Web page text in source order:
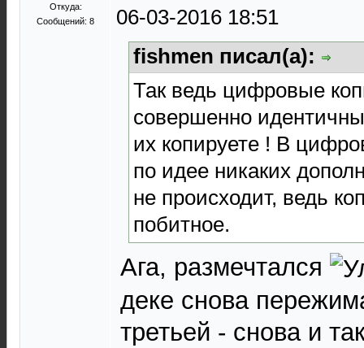
Откуда:
Сообщений: 8
06-03-2016 18:51
fishmen писал(а):
Так ведь цифровые
совершенно
их копируете ! В
по идее никаких
не происходит, ведь
побитное.
Ага, размечтался
деке снова
третьей - снова и